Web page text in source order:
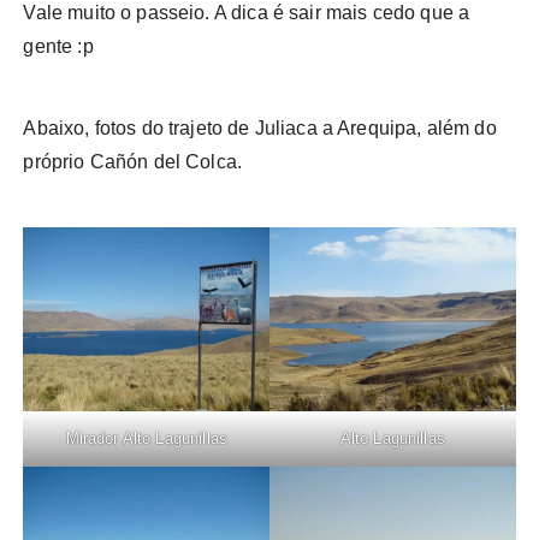
Vale muito o passeio. A dica é sair mais cedo que a
gente :p
Abaixo, fotos do trajeto de Juliaca a Arequipa, além do
próprio Cañón del Colca.
Mirador Alto Lagunillas Alto Lagunillas